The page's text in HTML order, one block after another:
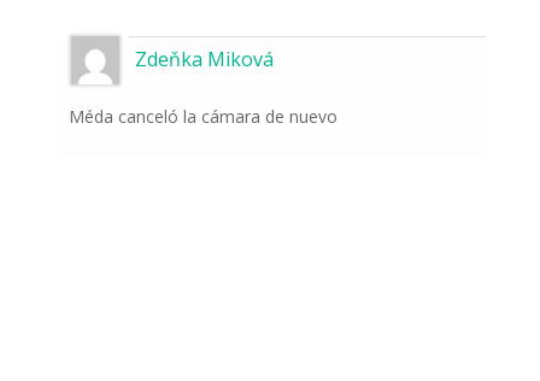
Zdeňka Miková
Méda canceló la cámara de nuevo